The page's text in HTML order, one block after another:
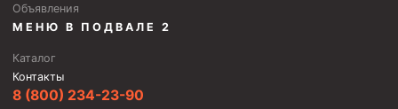
Объявления
МЕНЮ В ПОДВАЛЕ 2
Каталог
Контакты
8 (800) 234-23-90